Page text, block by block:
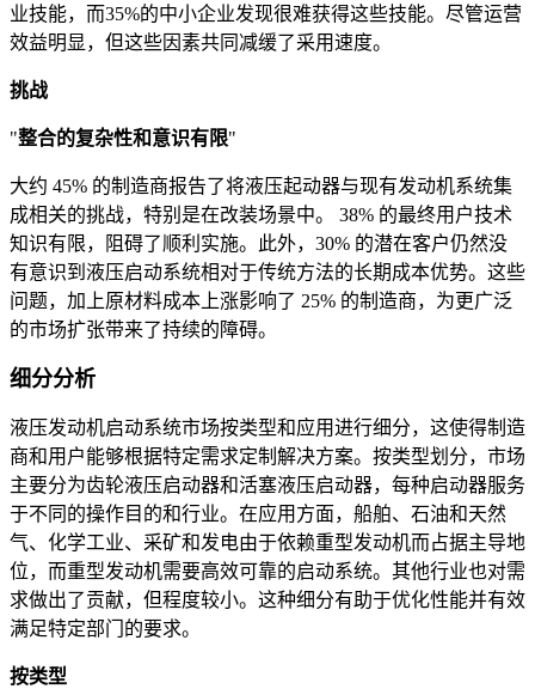
业技能，而35%的中小企业发现很难获得这些技能。尽管运营
效益明显，但这些因素共同减缓了采用速度。
挑战
"整合的复杂性和意识有限"
大约 45% 的制造商报告了将液压起动器与现有发动机系统集
成相关的挑战，特别是在改装场景中。 38% 的最终用户技术
知识有限，阻碍了顺利实施。此外，30% 的潜在客户仍然没
有意识到液压启动系统相对于传统方法的长期成本优势。这些
问题，加上原材料成本上涨影响了 25% 的制造商，为更广泛
的市场扩张带来了持续的障碍。
细分分析
液压发动机启动系统市场按类型和应用进行细分，这使得制造
商和用户能够根据特定需求定制解决方案。按类型划分，市场
主要分为齿轮液压启动器和活塞液压启动器，每种启动器服务
于不同的操作目的和行业。在应用方面，船舶、石油和天然
气、化学工业、采矿和发电由于依赖重型发动机而占据主导地
位，而重型发动机需要高效可靠的启动系统。其他行业也对需
求做出了贡献，但程度较小。这种细分有助于优化性能并有效
满足特定部门的要求。
按类型